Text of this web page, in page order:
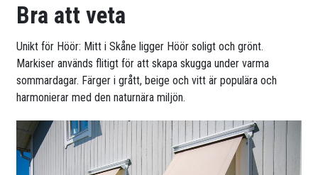
Bra att veta
Unikt för Höör: Mitt i Skåne ligger Höör soligt och grönt.
Markiser används flitigt för att skapa skugga under varma
sommardagar. Färger i grått, beige och vitt är populära och
harmonierar med den naturnära miljön.